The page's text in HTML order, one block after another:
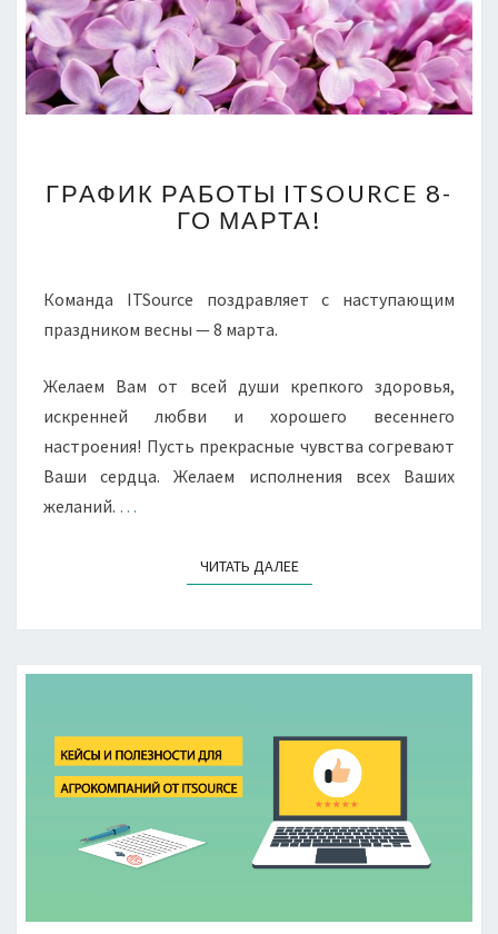
РАБОТЫ
ITSOURCE
МАРТА!
ГРАФИК РАБОТЫ ITSOURCE 8-
ГО МАРТА!
Команда ITSource поздравляет с наступающим
праздником весны — 8 марта.
Желаем Вам от всей души крепкого здоровья,
искренней любви и хорошего весеннего
настроения! Пусть прекрасные чувства согревают
Ваши сердца. Желаем исполнения всех Ваших
желаний. …
ЧИТАТЬ ДАЛЕЕЧИТАТЬ ДАЛЕЕ